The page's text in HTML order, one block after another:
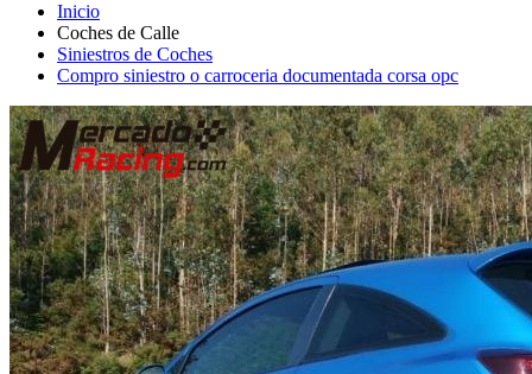
Inicio
Coches de Calle
Siniestros de Coches
Compro siniestro o carroceria documentada corsa opc